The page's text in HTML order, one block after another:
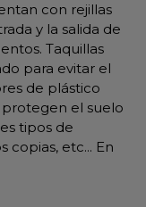
con rejillas
y la salida de
Taquillas
para evitar el
de plástico
el suelo
tipos de
copias, etc... En